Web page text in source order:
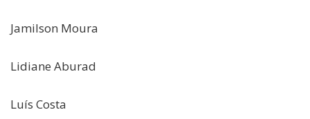
Jamilson Moura
Lidiane Aburad
Luís Costa